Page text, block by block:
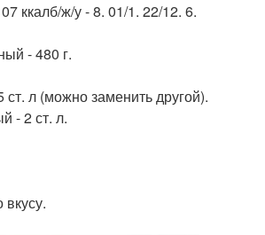
ккалб/ж/у - 8. 01/1. 22/12. 6.
- 480 г.
ст. л (можно заменить другой).
- 2 ст. л.
вкусу.